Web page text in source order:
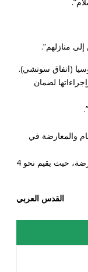
منازلهم”.
(اتفاق سوتشي).
لضمان
والمعارضة في
ويعد الاتفاق ثمرة لجهود تركية دؤوبة ومخلصة للحيلولة دون تنفيذ النظام السوري وداعميه هجومًا عسكريًا على إدلب، آخر معاقل المعارضة، حيث يقيم نحو 4
القدس العربي